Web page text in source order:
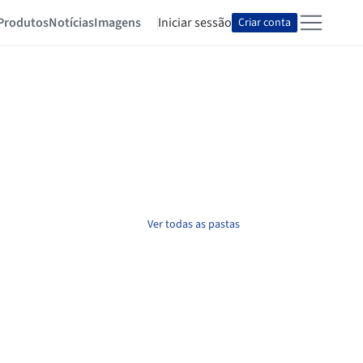
NotíciasImagens Iniciar sessão Criar conta
Ver todas as pastas